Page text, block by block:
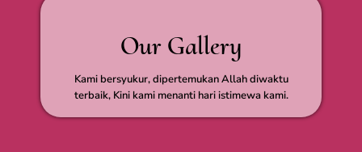
Our Gallery
Kami bersyukur, dipertemukan Allah diwaktu
terbaik, Kini kami menanti hari istimewa kami.